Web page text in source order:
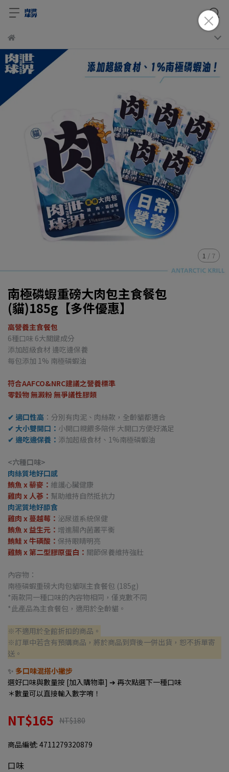
1 / 7
南極磷蝦重磅大肉包主食餐包
(貓)185g【多件優惠】
高營養主食餐包
6種口味 6大關鍵成分
添加超級食材 邊吃邊保養
每包添加 1% 南極磷蝦油
符合AAFCO&NRC建議之營養標準
零穀物 無澱粉 無爭議性膠類
✔ 適口性高 ：分別有肉泥、肉絲款，全齡貓都適合
✔ 大小雙開口： 小開口親餵多陪伴 大開口方便好滿足
✔ 邊吃邊保養： 添加超級食材、1%南極磷蝦油
<六種口味>
肉絲質地好口感
鮪魚 x 藜麥： 維護心臟健康
雞肉 x 人蔘： 幫助維持自然抵抗力
肉泥質地好舔食
雞肉 x 蔓越莓： 泌尿道系統保健
鮪魚 x 益生元： 增進腸內菌叢平衡
鮪鮭 x 牛磺酸： 保持眼睛明亮
雞鮪 x 第二型膠原蛋白： 關節保養維持強壯
內容物：
南極磷蝦重磅大肉包貓咪主食餐包 (185g)
*兩款同一種口味的內容物相同，僅克數不同
*此產品為主食餐包，適用於全齡貓。
※不適用於全館折扣的商品。
※訂單中若含有預購商品，將於商品到齊後一併出貨，恕不拆單寄
送。
✨ 多口味混搭小撇步
選好口味與數量按 [加入購物車] ➔ 再次點選下一種口味
＊數量可以直接輸入數字唷！
NT$165 NT$180
商品編號: 4711279320879
口味